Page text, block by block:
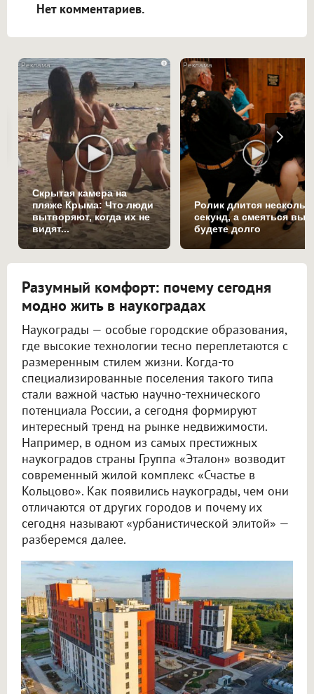
Нет комментариев.
i
Скрытая камера на
пляже Крыма: Что люди
вытворяют, когда их не
видят...
Ролик длится
секунд, а смеяться вы
будете долго
Разумный комфорт: почему сегодня
модно жить в наукоградах
Наукограды — особые городские образования,
где высокие технологии тесно переплетаются с
размеренным стилем жизни. Когда-то
специализированные поселения такого типа
стали важной частью научно-технического
потенциала России, а сегодня формируют
интересный тренд на рынке недвижимости.
Например, в одном из самых престижных
наукоградов страны Группа «Эталон» возводит
современный жилой комплекс «Счастье в
Кольцово». Как появились наукограды, чем они
отличаются от других городов и почему их
сегодня называют «урбанистической элитой» —
разберемся далее.